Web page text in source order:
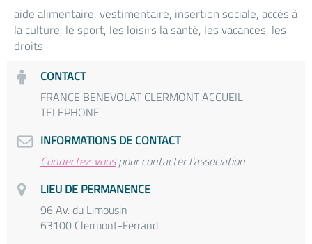
aide alimentaire, vestimentaire, insertion sociale, accès à
la culture, le sport, les loisirs la santé, les vacances, les
droits
CONTACT
FRANCE BENEVOLAT CLERMONT ACCUEIL
TELEPHONE
INFORMATIONS DE CONTACT
Connectez-vouspour contacter l'association
LIEU DE PERMANENCE
96 Av. du Limousin
63100 Clermont-Ferrand